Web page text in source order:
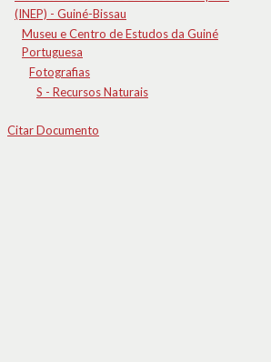
(INEP) - Guiné-Bissau
Museu e Centro de Estudos da Guiné
Portuguesa
Fotografias
S - Recursos Naturais
Citar Documento